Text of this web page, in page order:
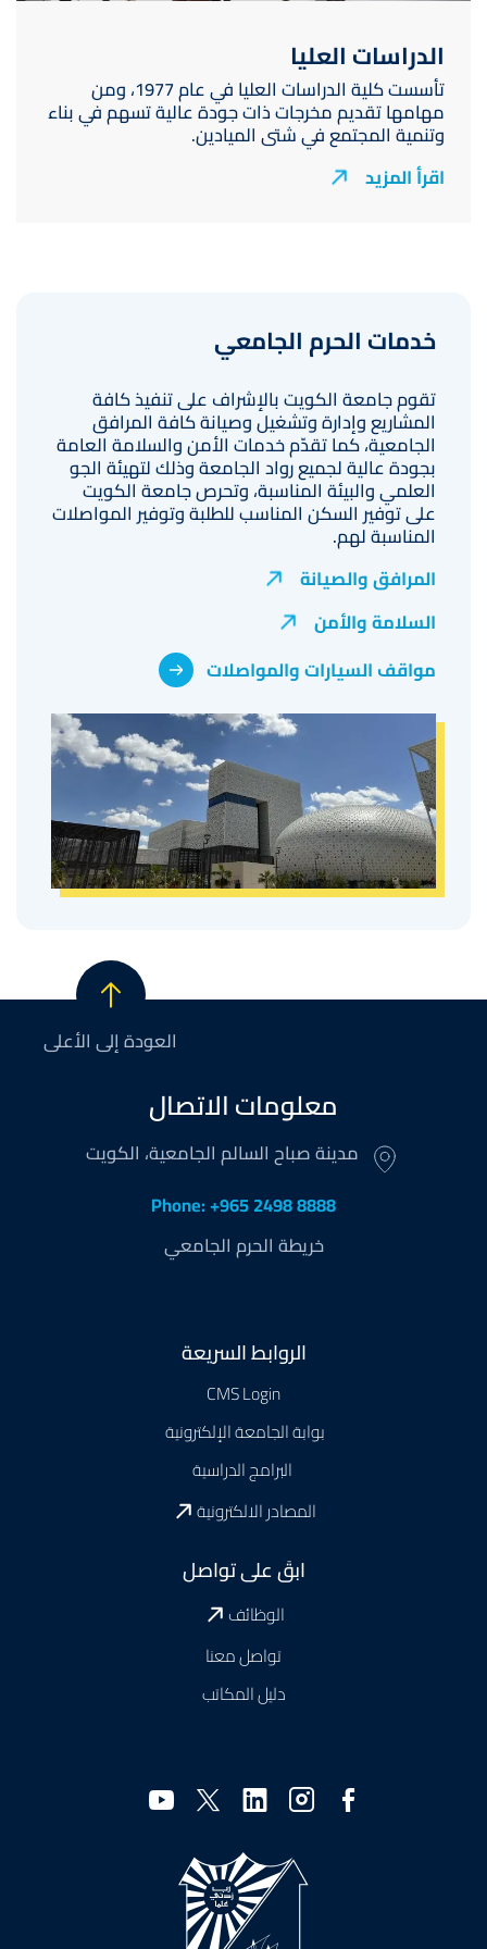
الدراسات العليا
تأسست كلية الدراسات العليا في عام 1977، ومن
مهامها تقديم مخرجات ذات جودة عالية تسهم في بناء
وتنمية المجتمع في شتى الميادين.
اقرأ المزيد
خدمات الحرم الجامعي
تقوم جامعة الكويت بالإشراف على تنفيذ كافة
المشاريع وإدارة وتشغيل وصيانة كافة المرافق
الجامعية، كما تقدّم خدمات الأمن والسلامة العامة
بجودة عالیة لجميع رواد الجامعة وذلك لتهيئة الجو
العلمي والبيئة المناسبة، وتحرص جامعة الكويت
على توفير السكن المناسب للطلبة وتوفير المواصلات
المناسبة لهم.
المرافق والصيانة
السلامة والأمن
مواقف السيارات والمواصلات
العودة إلى الأعلى
معلومات الاتصال
مدينة صباح السالم الجامعية، الكويت
Phone: +965 2498 8888
خريطة الحرم الجامعي
الروابط السريعة
CMS Login
بوابة الجامعة الإلكترونية
البرامج الدراسية
المصادر الالكترونية
ابقَ على تواصل
الوظائف
تواصل معنا
دليل المكاتب